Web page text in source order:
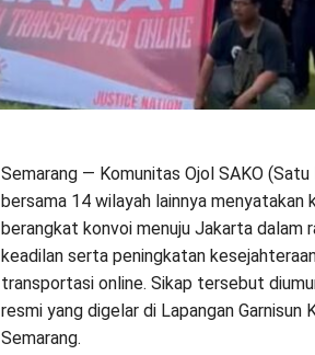
Semarang — Komunitas Ojol SAKO
bersama 14 wilayah lainnya menyatakan
berangkat konvoi menuju Jakarta dalam
keadilan serta peningkatan
transportasi online. Sikap tersebut
resmi yang digelar di Lapangan Garnisun
Semarang.